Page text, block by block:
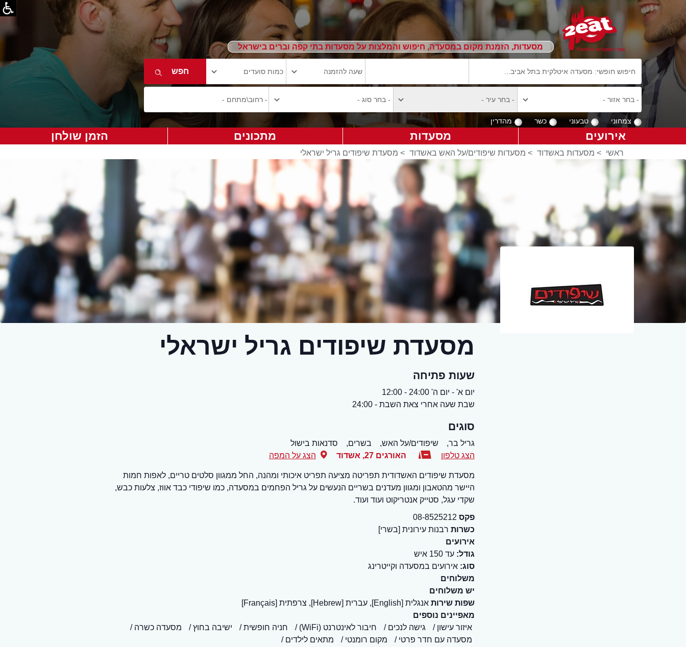
מסעדות, הזמנת מקום במסעדה, חיפוש והמלצות על מסעדות בתי קפה וברים בישראל
צמחוני טבעוני כשר מהדרין
אירועים מסעדות מתכונים הזמן שולחן
ראשי > מסעדות באשדוד > מסעדות שיפודים/על האש באשדוד > מסעדת שיפודים גריל ישראלי
מסעדת שיפודים גריל ישראלי
שעות פתיחה
יום א' - יום ה' 24:00 - 12:00
שבת שעה אחרי צאת השבת - 24:00
סוגים
גריל בר, שיפודים/על האש, בשרים,
סדנאות בישול
הצג טלפון
האורגים 27 , אשדוד הצג על המפה
מסעדת שיפודים האשדודית תפריטה מציעה תפריט איכותי ומהנה, החל ממגוון סלטים טריים, לאפות חמות
היישר מהטאבון ומגוון מעדנים בשריים הנעשים על גריל הפחמים במסעדה, כמו שיפודי כבד אווז, צלעות כבש,
שקדי עגל, סטייק אנטריקוט ועוד ועוד.
פקס 08-8525212
כשרות רבנות עירונית [בשרי]
אירועים
גודל:עד 150 איש
סוג:אירועים במסעדה וקייטרינג
משלוחים
יש משלוחים
שפות שירות אנגלית [English], עברית [Hebrew], צרפתית [Français]
מאפיינים נוספים
איזור עישון
גישה לנכים חיבור לאינטרנט (WiFi) חניה חופשית ישיבה בחוץ
מסעדה כשרה
מסעדה עם חדר פרטי
מקום רומנטי
מתאים לילדים